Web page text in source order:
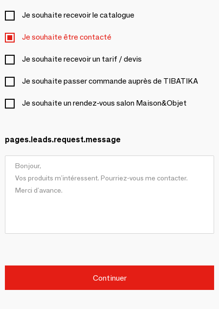
Je souhaite recevoir le catalogue
Je souhaite être contacté
Je souhaite recevoir un tarif / devis
Je souhaite passer commande auprès de TIBATIKA
Je souhaite un rendez-vous salon Maison&Objet
pages.leads.request.message
Continuer